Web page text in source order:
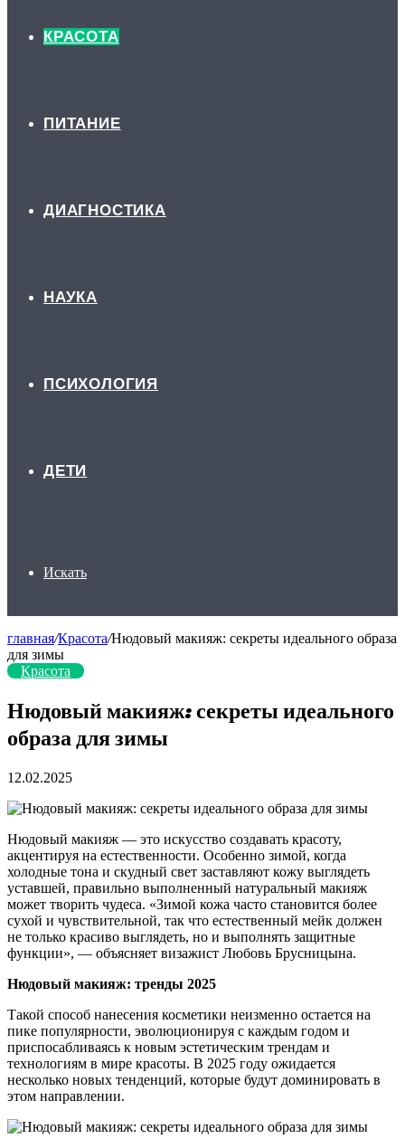
КРАСОТА
ПИТАНИЕ
ДИАГНОСТИКА
НАУКА
ПСИХОЛОГИЯ
ДЕТИ
Искать
главная/Красота/Нюдовый макияж: секреты идеального образа
для зимы
Красота
Нюдовый макияж: секреты идеального
образа для зимы
12.02.2025
Нюдовый макияж — это искусство создавать красоту,
акцентируя на естественности. Особенно зимой, когда
холодные тона и скудный свет заставляют кожу выглядеть
уставшей, правильно выполненный натуральный макияж
может творить чудеса. «Зимой кожа часто становится более
сухой и чувствительной, так что естественный мейк должен
не только красиво выглядеть, но и выполнять защитные
функции», — объясняет визажист Любовь Брусницына.
Нюдовый макияж: тренды 2025
Такой способ нанесения косметики неизменно остается на
пике популярности, эволюционируя с каждым годом и
приспосабливаясь к новым эстетическим трендам и
технологиям в мире красоты. В 2025 году ожидается
несколько новых тенденций, которые будут доминировать в
этом направлении.